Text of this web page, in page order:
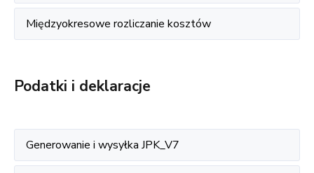
Międzyokresowe rozliczanie kosztów
Podatki i deklaracje
Generowanie i wysyłka JPK_V7